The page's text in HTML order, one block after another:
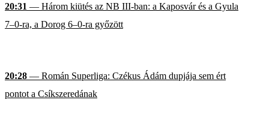
20:31 — Három kiütés az NB III-ban: a Kaposvár és a Gyula
7–0-ra, a Dorog 6–0-ra győzött
20:28 — Román Superliga: Czékus Ádám dupjája sem ért
pontot a Csíkszeredának